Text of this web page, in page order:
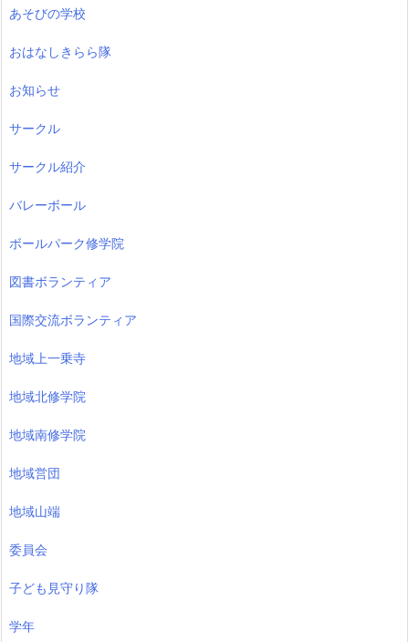
あそびの学校
おはなしきらら隊
お知らせ
サークル
サークル紹介
バレーボール
ボールパーク修学院
図書ボランティア
国際交流ボランティア
地域上一乗寺
地域北修学院
地域南修学院
地域営団
地域山端
委員会
子ども見守り隊
学年